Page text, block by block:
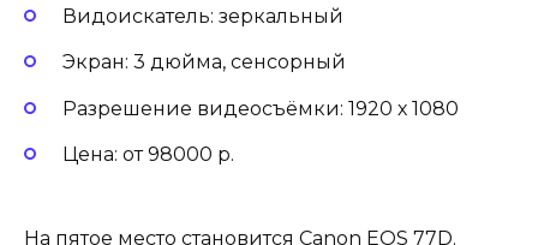
Видоискатель: зеркальный
Экран: 3 дюйма, сенсорный
Разрешение видеосъёмки: 1920 х 1080
Цена: от 98000 р.
На пятое место становится Canon EOS 77D.